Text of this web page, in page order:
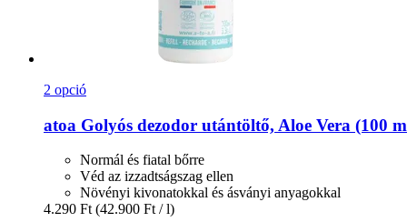
2 opció
atoa Golyós dezodor utántöltő, Aloe Vera (100
Normál és fiatal bőrre
Véd az izzadtságszag ellen
Növényi kivonatokkal és ásványi anyagokkal
4.290 Ft (42.900 Ft / l)